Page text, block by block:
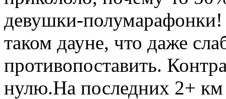
девушки-
таком дауне, что даже
противопоставить.
нулю.На последних 2+ км